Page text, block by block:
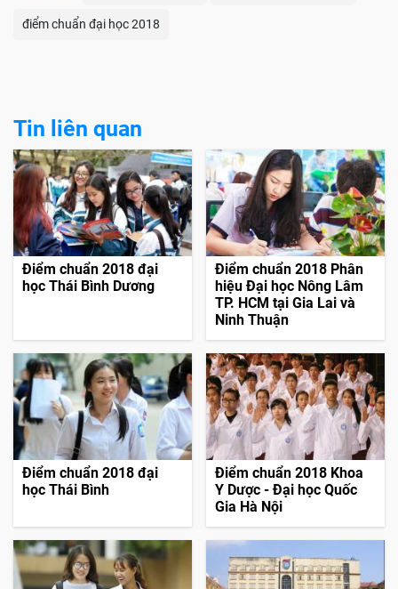
điểm chuẩn đại học 2018
Tin liên quan
Điểm chuẩn 2018 đại
học Thái Bình Dương
Điểm chuẩn 2018 Phân
hiệu Đại học Nông Lâm
TP. HCM tại Gia Lai và
Ninh Thuận
Điểm chuẩn 2018 đại
học Thái Bình
Điểm chuẩn 2018 Khoa
Y Dược - Đại học Quốc
Gia Hà Nội